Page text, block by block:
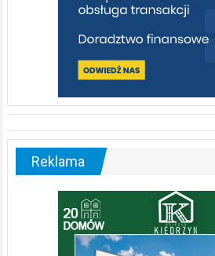
Reklama